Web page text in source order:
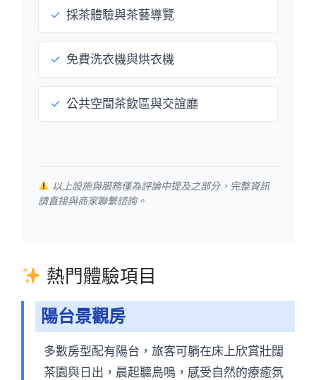
✓ 採茶體驗與茶藝導覽
✓ 免費洗衣機與烘衣機
✓ 公共空間茶飲區與交誼廳
以上設施與服務僅為評論中提及之部分，完整資訊
請直接與商家聯繫諮詢。
熱門體驗項目
陽台景觀房
多數房型配有陽台，旅客可躺在床上欣賞壯闊
茶園與日出，晨起聽鳥鳴，感受自然的療癒氛